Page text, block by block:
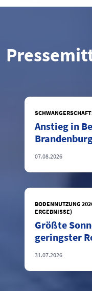
Anstieg in
07.08.2026
BODENNUTZUNG
ERGEBNISSE)
Größte
geringster
31.07.2026